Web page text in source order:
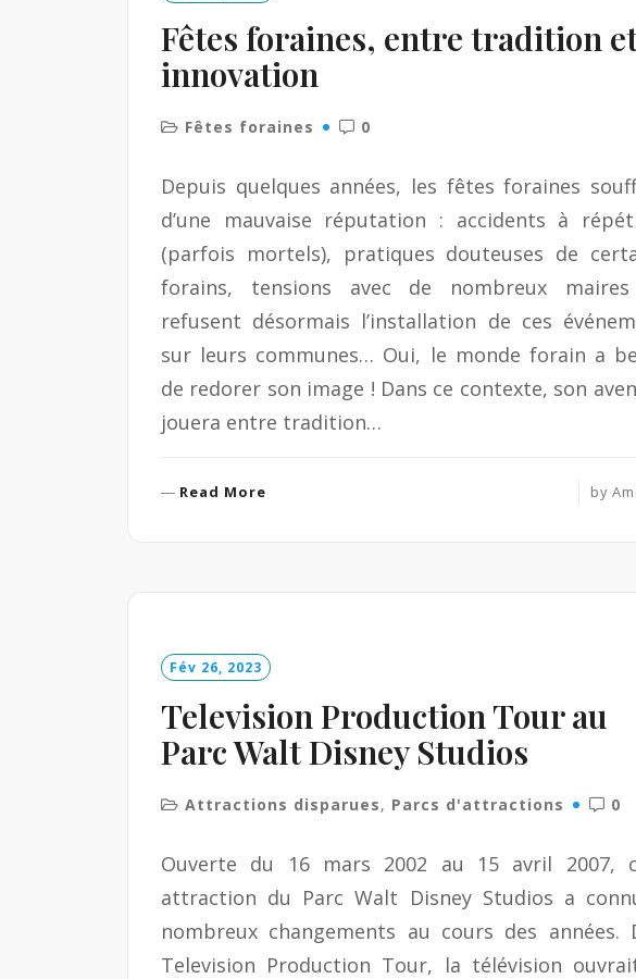
Fêtes foraines, entre tradition
innovation
Fêtes foraines 0
Depuis quelques années, les fêtes foraines
d’une mauvaise réputation : accidents à
(parfois mortels), pratiques douteuses de
forains, tensions avec de nombreux
refusent désormais l’installation de ces
sur leurs communes… Oui, le monde forain a
de redorer son image ! Dans ce contexte, son
jouera entre tradition…
Read More
e
by
Fév 26, 2023
Television Production Tour au
Parc Walt Disney Studios
Attractions disparues, Parcs d'attractions 0
Ouverte du 16 mars 2002 au 15 avril 2007,
attraction du Parc Walt Disney Studios a
nombreux changements au cours des années.
Television Production Tour, la télévision